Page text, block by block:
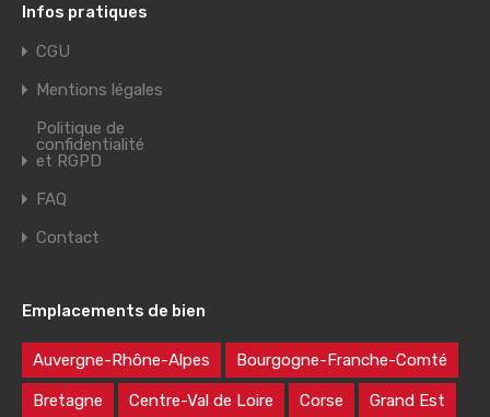
Infos pratiques
CGU
Mentions légales
Politique de
confidentialité
et RGPD
FAQ
Contact
Emplacements de bien
Auvergne-Rhône-Alpes Bourgogne-Franche-Comté
Bretagne Centre-Val de Loire Corse Grand Est